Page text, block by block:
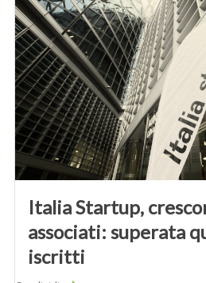
Italia Startup,
associati: superata
iscritti